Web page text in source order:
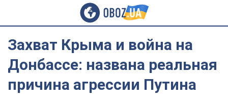
Захват Крыма и война на
Донбассе: названа реальная
причина агрессии Путина